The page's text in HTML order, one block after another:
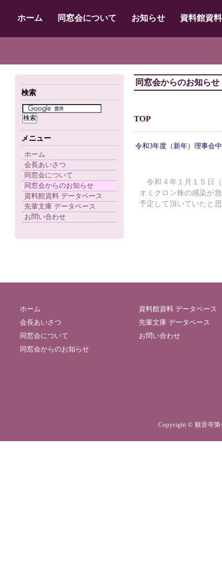
ホーム 同窓会について お知らせ 資料館資
検索
メニュー
ホーム
会長あいさつ
同窓会について
同窓会からのお知らせ
資料館資料 データベース
先輩文庫 データベース
お問い合わせ
同窓会からのお知らせ
TOP
令和3年度（新年）理事会
令和４年１月１５日
オミクロン株の感染が
予定して頂いていたと
ホーム
会長あいさつ
同窓会について
同窓会からのお知らせ
資料館資料 データベース
先輩文庫 データベース
お問い合わせ
Copyright © 観音寺第